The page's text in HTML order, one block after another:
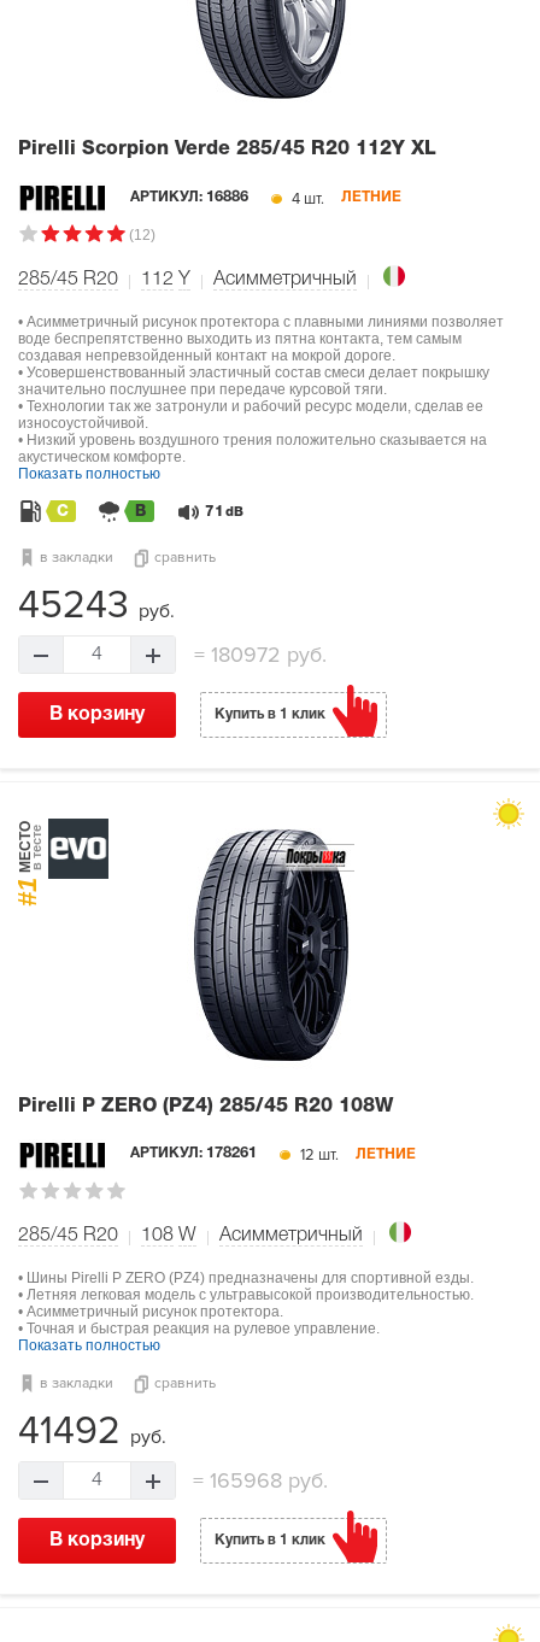
Pirelli Scorpion Verde 285/45 R20 112Y XL
АРТИКУЛ: 16886 4 шт. ЛЕТНИЕ
(12)
285/45 R20 112 Y Асимметричный
• Асимметричный рисунок протектора с плавными линиями позволяет
воде беспрепятственно выходить из пятна контакта, тем самым
создавая непревзойденный контакт на мокрой дороге.
• Усовершенствованный эластичный состав смеси делает покрышку
значительно послушнее при передаче курсовой тяги.
• Технологии так же затронули и рабочий ресурс модели, сделав ее
износоустойчивой.
• Низкий уровень воздушного трения положительно сказывается на
акустическом комфорте.
Показать полностью
C B 71 dB
в закладки сравнить
45243 руб.
4 =180972 руб.
В корзину Купить в 1 клик
#1
МЕСТОв тесте
Pirelli P ZERO (PZ4) 285/45 R20 108W
АРТИКУЛ: 178261 12 шт. ЛЕТНИЕ
285/45 R20 108 W Асимметричный
• Шины Pirelli P ZERO (PZ4) предназначены для спортивной езды.
• Летняя легковая модель с ультравысокой производительностью.
• Асимметричный рисунок протектора.
• Точная и быстрая реакция на рулевое управление.
Показать полностью
в закладки сравнить
41492 руб.
4 =165968 руб.
В корзину Купить в 1 клик